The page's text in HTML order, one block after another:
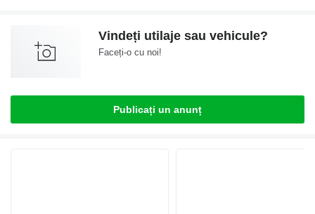
Vindeți utilaje sau vehicule?
Faceți-o cu noi!
Publicați un anunț